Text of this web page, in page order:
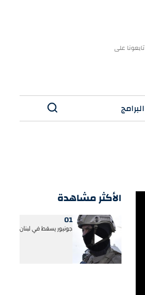
تابعونا على
البرامج
الأكثر مشاهدة
01
جونيور يسقط في لبنان